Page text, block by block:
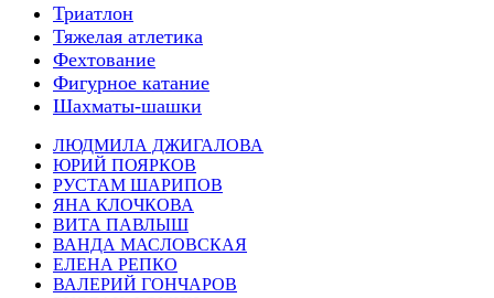
Триатлон
Тяжелая атлетика
Фехтование
Фигурное катание
Шахматы-шашки
ЛЮДМИЛА ДЖИГАЛОВА
ЮРИЙ ПОЯРКОВ
РУСТАМ ШАРИПОВ
ЯНА КЛОЧКОВА
ВИТА ПАВЛЫШ
ВАНДА МАСЛОВСКАЯ
ЕЛЕНА РЕПКО
ВАЛЕРИЙ ГОНЧАРОВ